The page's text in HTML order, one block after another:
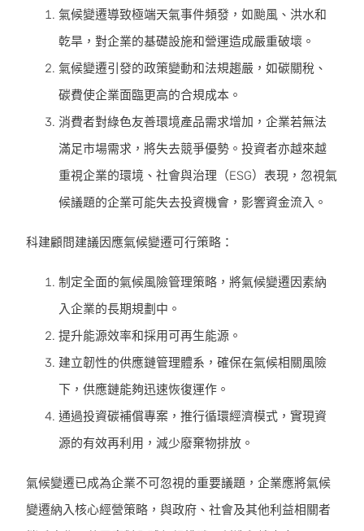
氣候變遷導致極端天氣事件頻發，如颱風、洪水和
乾旱，對企業的基礎設施和營運造成嚴重破壞。
氣候變遷引發的政策變動和法規趨嚴，如碳關稅、
碳費使企業面臨更高的合規成本。
消費者對綠色友善環境產品需求增加，企業若無法
滿足市場需求，將失去競爭優勢。投資者亦越來越
重視企業的環境、社會與治理（ESG）表現，忽視氣
候議題的企業可能失去投資機會，影響資金流入。
科建顧問建議因應氣候變遷可行策略：
制定全面的氣候風險管理策略，將氣候變遷因素納
入企業的長期規劃中。
提升能源效率和採用可再生能源。
建立韌性的供應鏈管理體系，確保在氣候相關風險
下，供應鏈能夠迅速恢復運作。
通過投資碳補償專案，推行循環經濟模式，實現資
源的有效再利用，減少廢棄物排放。
氣候變遷已成為企業不可忽視的重要議題，企業應將氣候
變遷納入核心經營策略，與政府、社會及其他利益相關者